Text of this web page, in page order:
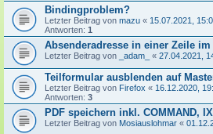
Bindingproblem?
Letzter Beitrag von mazu « 15.07.2021,
Antworten: 1
Absenderadresse in einer Zeile
Letzter Beitrag von _adam_ « 27.04.2021,
Teilformular ausblenden auf
Letzter Beitrag von Firefox « 16.12.2020,
Antworten: 3
PDF speichern inkl. COMMAND,
Letzter Beitrag von Mosiauslohmar «